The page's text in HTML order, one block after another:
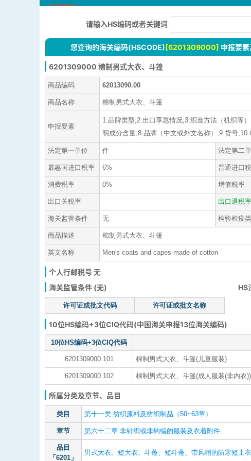
请输入HS编码或者关键词
您查询的海关编码(HSCODE)[6201309000] 申报要素
6201309000 棉制男式大衣、斗篷
商品编码 62013090.00
商品名称 棉制男式大衣、斗篷
申报要素
1:品牌类型;2:出口享惠情况;3:织造方法（机织等
明成分含量;8:品牌（中文或外文名称）;9:货号
法定第一单位 件 法定第二
最惠国进口税率 6% 普通进口
消费税率 0% 增值税率
出口关税率 出口退税率
海关监管条件 无 检验检疫
商品描述 棉制男式大衣、斗篷
英文名称 Men's coats and capes made of cotton
个人行邮税号 无
海关监管条件 (无)
HS
许可证或批文代码 许可证或批文名称
10位HS编码+3位CIQ代码(中国海关申报13位海关编码)
10位HS编码+3位CIQ代码
6201309000.101 棉制男式大衣、斗篷(儿童服装)
6201309000.102 棉制男式大衣、斗篷(成人服装(非内衣))
所属分类及章节、品目
类目 第十一类 纺织原料及纺织制品（50~63章）
章节 第六十二章 非针织或非钩编的服装及衣着附件
品目
「6201」
男式大衣、短大衣、斗蓬、短斗蓬、带风帽的防寒短上